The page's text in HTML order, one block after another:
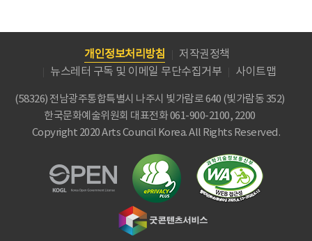
개인정보처리방침
저작권정책
뉴스레터 구독 및 이메일 무단수집거부
사이트맵
(58326) 전남광주통합특별시 나주시 빛가람로 640 (빛가람동 352)
한국문화예술위원회 대표전화 061-900-2100, 2200
Copyright 2020 Arts Council Korea. All Rights Reserved.